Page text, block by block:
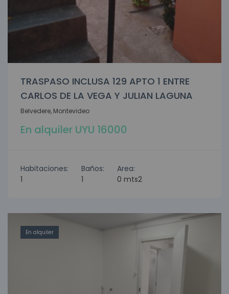
TRASPASO INCLUSA 129 APTO 1 ENTRE
CARLOS DE LA VEGA Y JULIAN LAGUNA
Belvedere, Montevideo
En alquiler UYU 16000
Habitaciones:
1
Baños:
1
Area:
0 mts2
En alquiler